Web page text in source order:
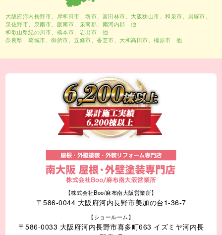
大阪府河内長野市、 岸和田市 、堺市 、富田林市、大阪狭山市、和泉市、貝塚市、
泉佐野市、泉南市、阪南市、泉南郡、南河内郡 他
和歌山県紀の川市、橋本市、岩出市 他
奈良県 葛城市、御所市、五條市、香芝市、大和高田市、橿原市 他
【株式会社Boo/麻布南大阪営業所】
〒586-0044 大阪府河内長野市美加の台1-36-7
【ショールーム】
〒586-0033 大阪府河内長野市喜多町663 イズミヤ河内長